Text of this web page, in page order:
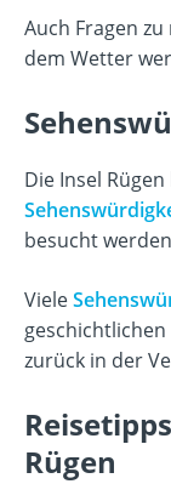
Auch Fragen
dem Wetter
Die Insel
besucht
Viele
zurück in der
Rügen